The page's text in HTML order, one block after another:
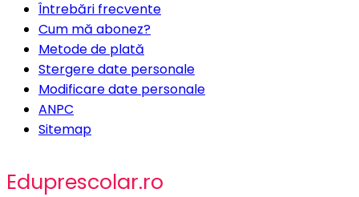
Întrebări frecvente
Cum mă abonez?
Metode de plată
Stergere date personale
Modificare date personale
ANPC
Sitemap
Eduprescolar.ro